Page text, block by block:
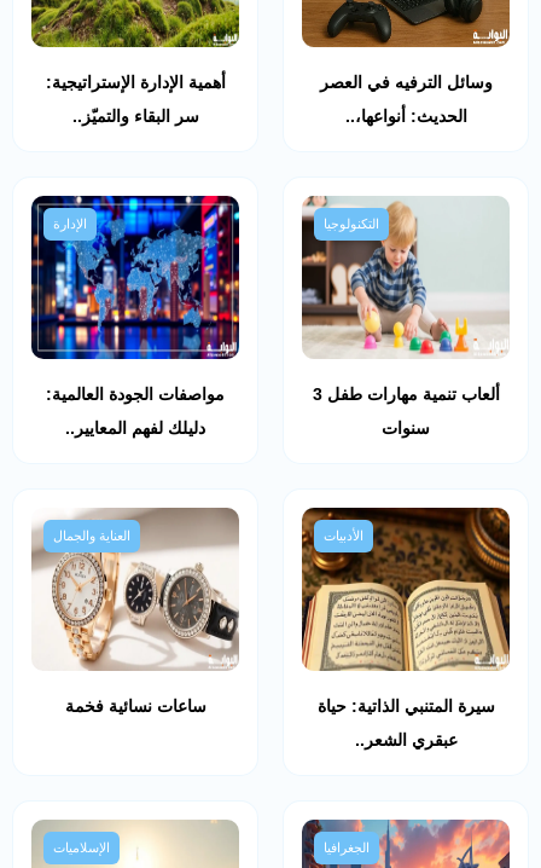
وسائل الترفيه في العصر
الحديث: أنواعها،..
أهمية الإدارة الإستراتيجية:
سر البقاء والتميّز..
التكنولوجيا
ألعاب تنمية مهارات طفل 3
سنوات
الإدارة
مواصفات الجودة العالمية:
دليلك لفهم المعايير..
الأدبيات
سيرة المتنبي الذاتية: حياة
عبقري الشعر..
العناية والجمال
ساعات نسائية فخمة
الجغرافيا الإسلاميات